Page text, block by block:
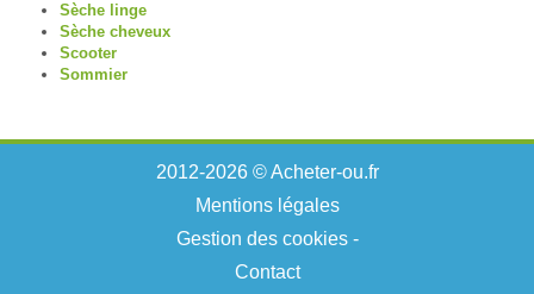
Sèche linge
Sèche cheveux
Scooter
Sommier
2012-2026 © Acheter-ou.fr
Mentions légales
Gestion des cookies-
Contact